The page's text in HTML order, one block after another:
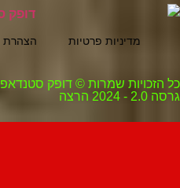
מדיניות פרטיות הצהרת נגישות
שמרות © דופק סטנדאפ ובידור 2014-2024.